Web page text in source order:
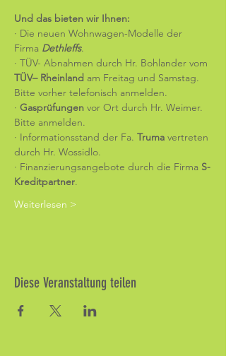
Und das bieten wir Ihnen:
· Die neuen Wohnwagen-Modelle der
Firma Dethleffs.
· TÜV- Abnahmen durch Hr. Bohlander vom
TÜV– Rheinland am Freitag und Samstag.
Bitte vorher telefonisch anmelden.
· Gasprüfungen vor Ort durch Hr. Weimer.
Bitte anmelden.
· Informationsstand der Fa. Truma vertreten
durch Hr. Wossidlo.
· Finanzierungsangebote durch die Firma S-
Kreditpartner.
Weiterlesen >
Diese Veranstaltung teilen